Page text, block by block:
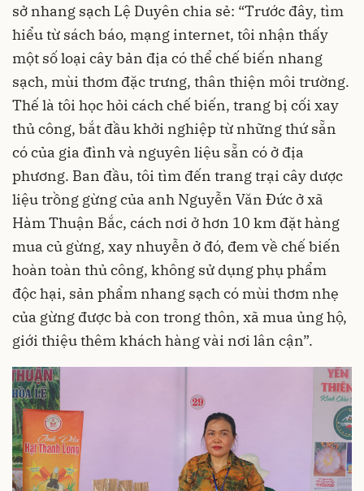
sở nhang sạch Lệ Duyên chia sẻ: “Trước đây, tìm
hiểu từ sách báo, mạng internet, tôi nhận thấy
một số loại cây bản địa có thể chế biến nhang
sạch, mùi thơm đặc trưng, thân thiện môi trường.
Thế là tôi học hỏi cách chế biến, trang bị cối xay
thủ công, bắt đầu khởi nghiệp từ những thứ sẵn
có của gia đình và nguyên liệu sẵn có ở địa
phương. Ban đầu, tôi tìm đến trang trại cây dược
liệu trồng gừng của anh Nguyễn Văn Đức ở xã
Hàm Thuận Bắc, cách nơi ở hơn 10 km đặt hàng
mua củ gừng, xay nhuyễn ở đó, đem về chế biến
hoàn toàn thủ công, không sử dụng phụ phẩm
độc hại, sản phẩm nhang sạch có mùi thơm nhẹ
của gừng được bà con trong thôn, xã mua ủng hộ,
giới thiệu thêm khách hàng vài nơi lân cận”.